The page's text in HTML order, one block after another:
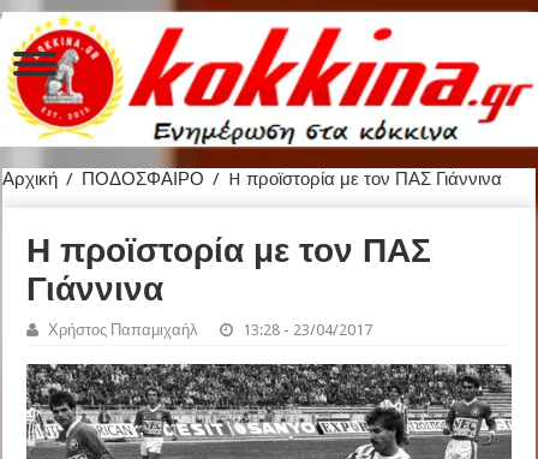
Αρχική / ΠΟΔΟΣΦΑΙΡΟ / H προϊστορία με τον ΠΑΣ Γιάννινα
H προϊστορία με τον ΠΑΣ
Γιάννινα
Χρήστος Παπαμιχαήλ 13:28 - 23/04/2017